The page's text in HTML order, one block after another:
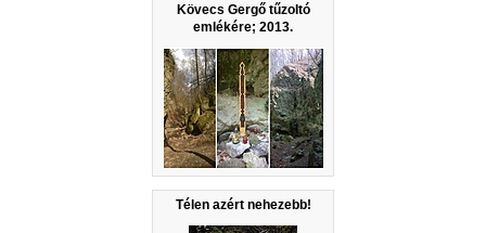
Kövecs Gergő tűzoltó
emlékére; 2013.
Télen azért nehezebb!